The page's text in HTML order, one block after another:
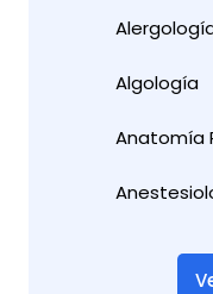
Algología
Anatomía